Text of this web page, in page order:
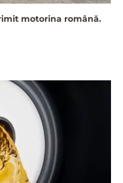
motorina română.